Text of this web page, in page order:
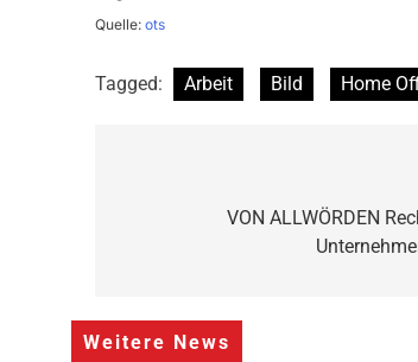
Quelle: ots
Tagged: Arbeit Bild Home
VON ALLWÖRDEN
Weitere News